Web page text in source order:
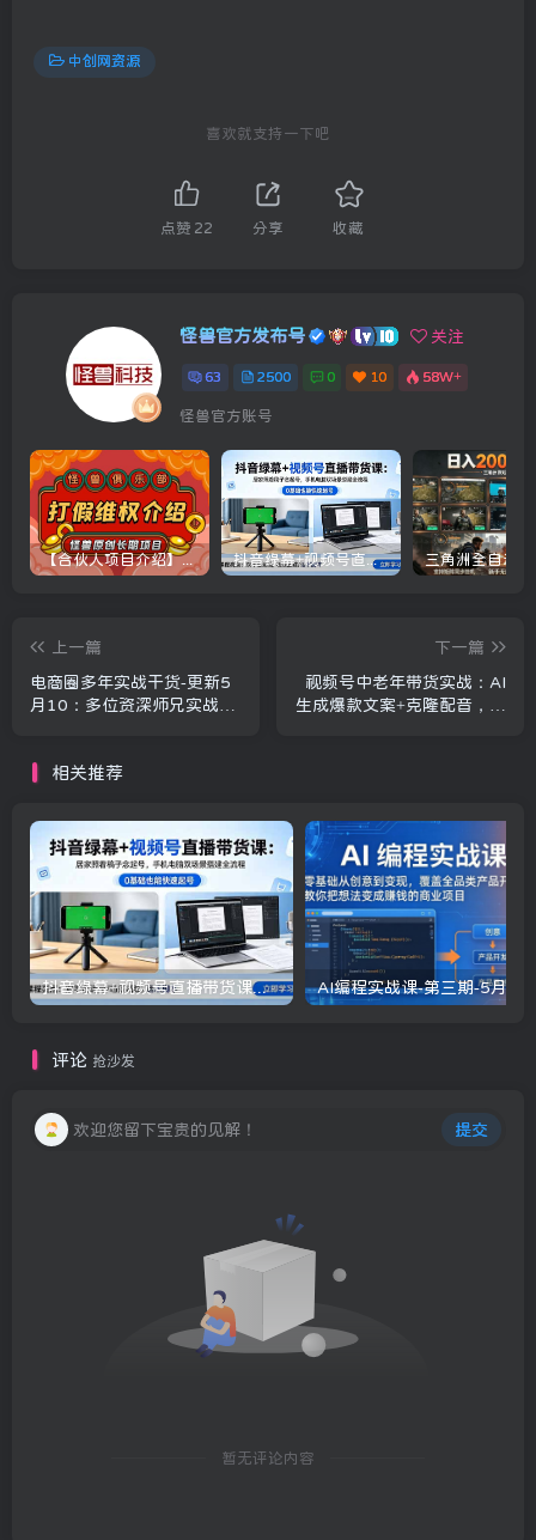
中创网资源
喜欢就支持一下吧
点赞 22 分享 收藏
怪兽官方发布号 关注
63 2500 0 10 58W+
怪兽官方账号
【合伙人项目介绍】打假维权项目介绍 抖音绿幕+视频号直播带货课：居家照着稿子念起号，手机电脑双场景搭建全流程
上一篇
电商圈多年实战干货-更新5
月10：多位资深师兄实战干
下一篇
视频号中老年带货实战：AI
生成爆款文案+克隆配音，图
相关推荐
抖音绿幕+视频号直播带货课：居家照着稿子念起号，手机电脑双场景搭建全流程
评论 抢沙发
欢迎您留下宝贵的见解！ 提交
暂无评论内容